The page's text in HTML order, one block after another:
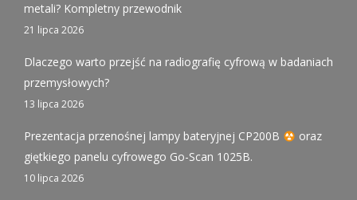
windowwindowwindow
metali? Kompletny przewodnik
21 lipca 2026
Dlaczego warto przejść na radiografię cyfrową w badaniach
przemysłowych?
13 lipca 2026
Prezentacja przenośnej lampy bateryjnej CP200B
oraz
giętkiego panelu cyfrowego Go-Scan 1025B.
10 lipca 2026